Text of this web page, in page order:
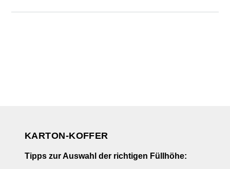
KARTON-KOFFER
Tipps zur Auswahl der richtigen Füllhöhe: